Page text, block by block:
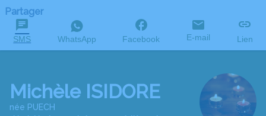
Partager
SMS WhatsApp Facebook E-mail Lien
Michèle ISIDORE
née PUECH